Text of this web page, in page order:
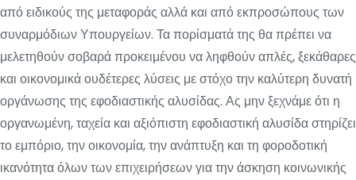
από ειδικούς της μεταφοράς αλλά και από εκπροσώπους των
συναρμόδιων Υπουργείων. Τα πορίσματά της θα πρέπει να
μελετηθούν σοβαρά προκειμένου να ληφθούν απλές, ξεκάθαρες
και οικονομικά ουδέτερες λύσεις με στόχο την καλύτερη δυνατή
οργάνωσης της εφοδιαστικής αλυσίδας. Ας μην ξεχνάμε ότι η
οργανωμένη, ταχεία και αξιόπιστη εφοδιαστική αλυσίδα στηρίζει
το εμπόριο, την οικονομία, την ανάπτυξη και τη φοροδοτική
ικανότητα όλων των επιχειρήσεων για την άσκηση κοινωνικής